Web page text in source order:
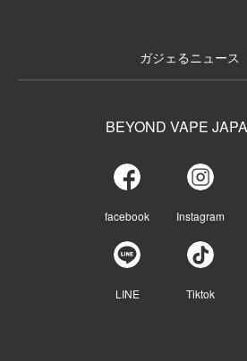
ガジェるニュース
BEYOND VAPE
facebook Instagram
LINE Tiktok